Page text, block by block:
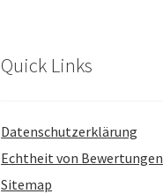
Quick Links
Datenschutzerklärung
Echtheit von Bewertungen
Sitemap